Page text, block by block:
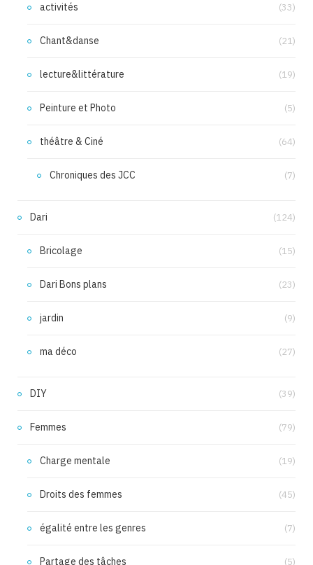
activités (33)
Chant&danse (21)
lecture&littérature (19)
Peinture et Photo (5)
théâtre & Ciné (64)
Chroniques des JCC (7)
Dari (124)
Bricolage (15)
Dari Bons plans (23)
jardin (9)
ma déco (27)
DIY (39)
Femmes (79)
Charge mentale (19)
Droits des femmes (45)
égalité entre les genres (7)
Partage des tâches (5)